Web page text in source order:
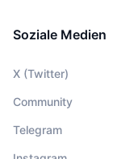
Soziale Medien
X (Twitter)
Community
Telegram